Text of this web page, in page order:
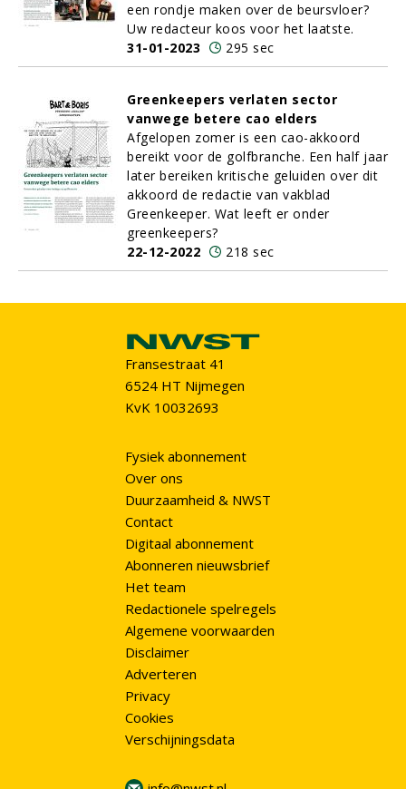
een rondje maken over de beursvloer?
Uw redacteur koos voor het laatste.
31-01-2023
295 sec
Greenkeepers verlaten sector
vanwege betere cao elders
Afgelopen zomer is een cao-akkoord
bereikt voor de golfbranche. Een half jaar
later bereiken kritische geluiden over dit
akkoord de redactie van vakblad
Greenkeeper. Wat leeft er onder
greenkeepers?
22-12-2022
218 sec
Fransestraat 41
6524 HT Nijmegen
KvK 10032693
Fysiek abonnement
Over ons
Duurzaamheid & NWST
Contact
Digitaal abonnement
Abonneren nieuwsbrief
Het team
Redactionele spelregels
Algemene voorwaarden
Disclaimer
Adverteren
Privacy
Cookies
Verschijningsdata